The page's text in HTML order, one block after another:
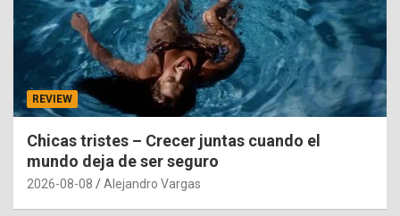
REVIEW
Chicas tristes – Crecer juntas cuando el
mundo deja de ser seguro
2026-08-08 Alejandro Vargas